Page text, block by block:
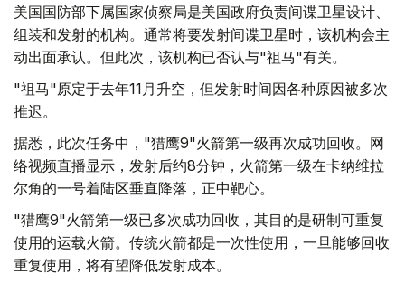
美国国防部下属国家侦察局是美国政府负责间谍卫星设计、
组装和发射的机构。通常将要发射间谍卫星时，该机构会主
动出面承认。但此次，该机构已否认与"祖马"有关。
"祖马"原定于去年11月升空，但发射时间因各种原因被多次
推迟。
据悉，此次任务中，"猎鹰9"火箭第一级再次成功回收。网
络视频直播显示，发射后约8分钟，火箭第一级在卡纳维拉
尔角的一号着陆区垂直降落，正中靶心。
"猎鹰9"火箭第一级已多次成功回收，其目的是研制可重复
使用的运载火箭。传统火箭都是一次性使用，一旦能够回收
重复使用，将有望降低发射成本。